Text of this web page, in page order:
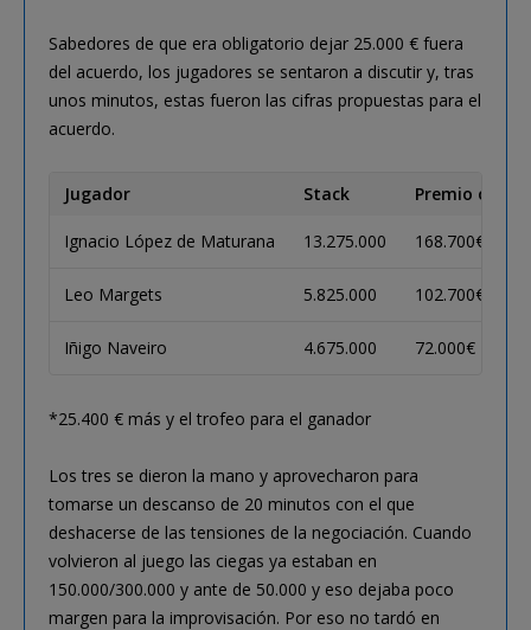
Sabedores de que era obligatorio dejar 25.000 € fuera
del acuerdo, los jugadores se sentaron a discutir y, tras
unos minutos, estas fueron las cifras propuestas para el
acuerdo.
Jugador Stack Premio
Ignacio López de Maturana 13.275.000 168.700€
Leo Margets 5.825.000 102.700€
Iñigo Naveiro 4.675.000 72.000€
*25.400 € más y el trofeo para el ganador
Los tres se dieron la mano y aprovecharon para
tomarse un descanso de 20 minutos con el que
deshacerse de las tensiones de la negociación. Cuando
volvieron al juego las ciegas ya estaban en
150.000/300.000 y ante de 50.000 y eso dejaba poco
margen para la improvisación. Por eso no tardó en